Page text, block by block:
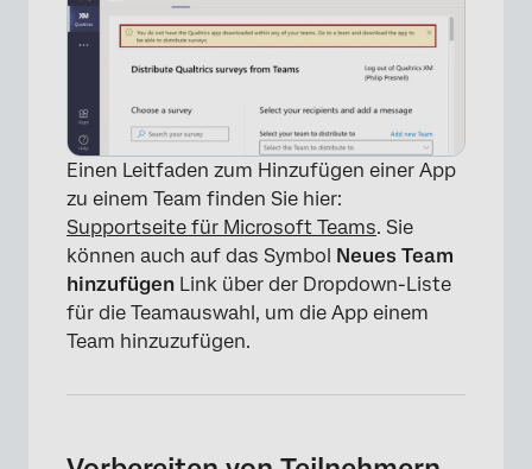
×
Einen Leitfaden zum Hinzufügen einer App
zu einem Team finden Sie hier:
Supportseite für Microsoft Teams. Sie
können auch auf das Symbol Neues Team
hinzufügen Link über der Dropdown-Liste
für die Teamauswahl, um die App einem
Team hinzuzufügen.